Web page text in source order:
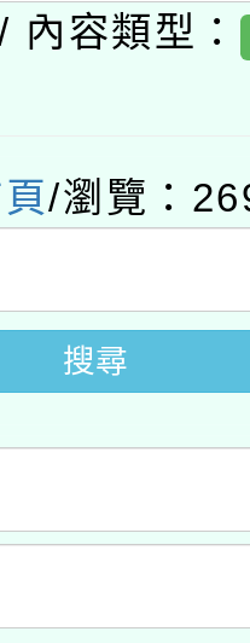
範大學辦
實施計畫
育研究院中
研習實施計
坊新北場」
學習中心
班」招生簡
立成功大學
平台-教案
章
及學前教育
19疫苗接
大為「滿6
」措施，延
容類型：
/瀏覽：
搜尋